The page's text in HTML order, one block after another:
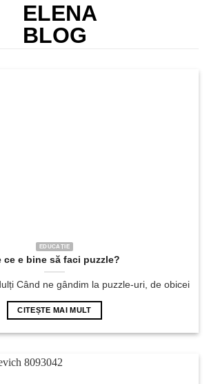
EDUCAȚIE
ce e bine să faci puzzle?
Când ne gândim la puzzle-uri, de obicei
CITEȘTE MAI MULT